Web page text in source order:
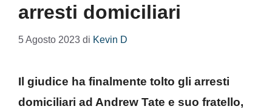
arresti domiciliari
5 Agosto 2023 di Kevin D
Il giudice ha finalmente tolto gli arresti
domiciliari ad Andrew Tate e suo fratello,